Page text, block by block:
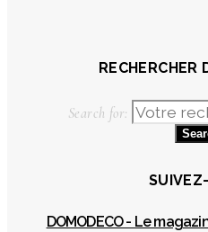
RECHERCHER
Search for:
DOMODECO - Le